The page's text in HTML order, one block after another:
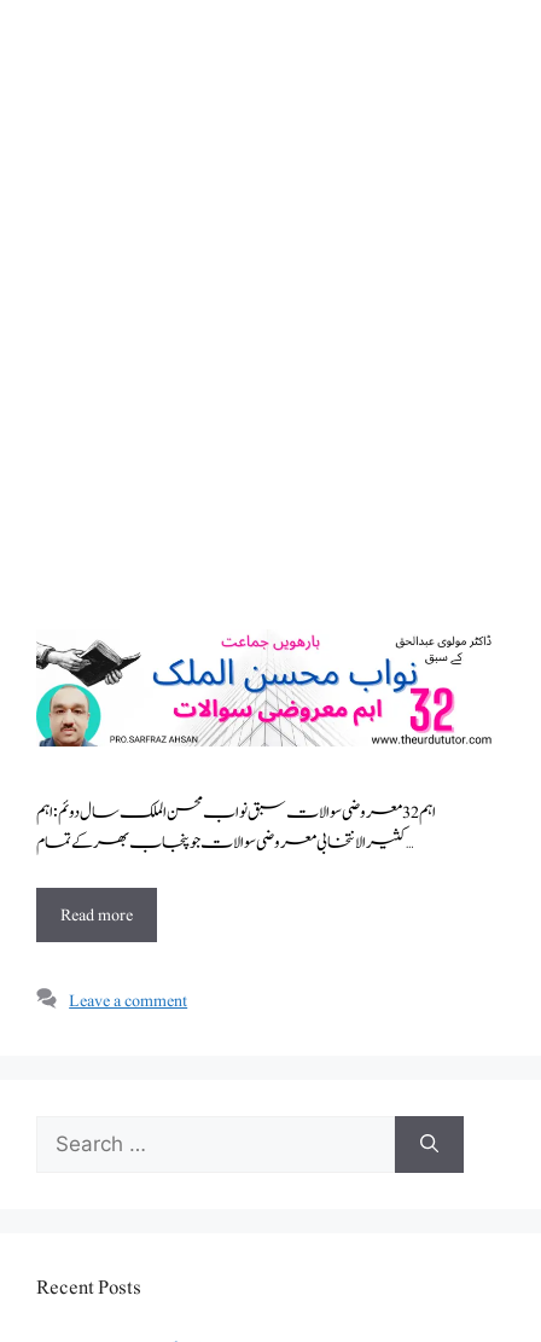
اہم 32 معروضی سوالات سبق نواب محسن الملک سال دوئم : اہم
کثیرالانتخابی معروضی سوالات جو پنجاب بھر کے تمام …
Read more
Leave a comment
Search
for:
Recent Posts